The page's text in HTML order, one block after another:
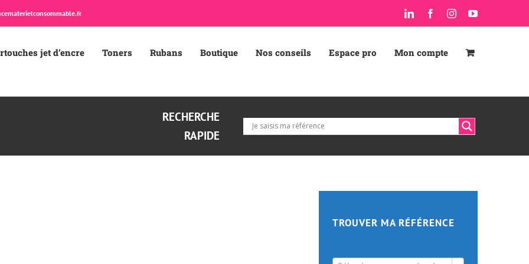
LinkedInFacebookInstagramYouTube
jet d’encre Toners Rubans Boutique Nos conseils Espace pro Mon compte
RECHERCHE
RAPIDE
TROUVER MA RÉFÉRENCE